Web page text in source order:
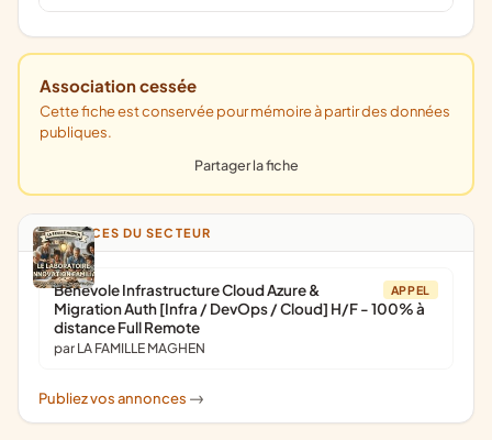
Association cessée
Cette fiche est conservée pour mémoire à partir des données
publiques.
Partager la fiche
ANNONCES DU SECTEUR
APPEL
Bénévole Infrastructure Cloud Azure &
Migration Auth [Infra / DevOps / Cloud] H/F - 100% à
distance Full Remote
par LA FAMILLE MAGHEN
Publiez vos annonces ->